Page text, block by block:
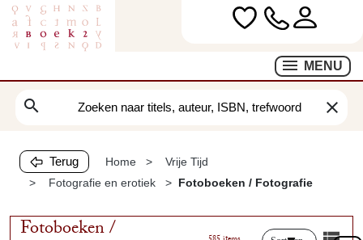
MENU
search clear
Terug Home
Vrije Tijd
Fotografie en erotiek
Fotoboeken / Fotografie
Fotoboeken /